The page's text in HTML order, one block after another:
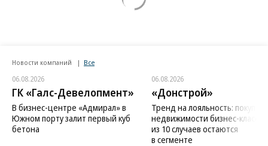
Новости компаний Все
06.08.2026
ГК «Галс-Девелопмент»
В бизнес-центре «Адмирал» в
Южном порту залит первый куб
бетона
06.08.2026
«Донстрой»
Тренд на лояльность:
недвижимости бизнес-класса
из 10 случаев остаются
в сегменте